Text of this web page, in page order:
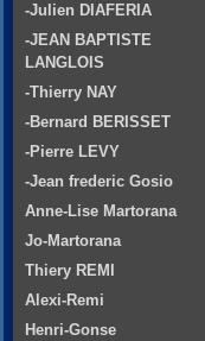
-Julien DIAFERIA
-JEAN BAPTISTE
LANGLOIS
-Thierry NAY
-Bernard BERISSET
-Pierre LEVY
-Jean frederic Gosio
Anne-Lise Martorana
Jo-Martorana
Thiery REMI
Alexi-Remi
Henri-Gonse